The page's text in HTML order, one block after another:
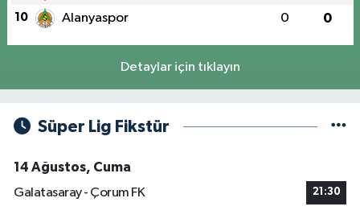
10 Alanyaspor 0 0
Detaylar için tıklayın
Süper Lig Fikstür
14 Ağustos, Cuma
Galatasaray - Çorum FK
21:30